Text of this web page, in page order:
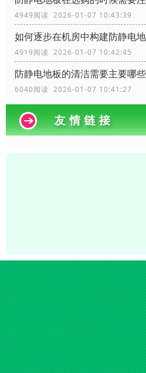
4949阅读 2026-01-07 10:43:39
4919阅读 2026-01-07 10:42:45
防静电地板的清洁需要主要哪
6040阅读 2026-01-07 10:41:27